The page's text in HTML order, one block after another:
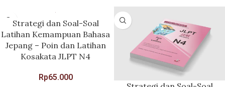
Strategi dan Soal-Soal
Latihan Kemampuan Bahasa
Jepang – Poin dan Latihan
Kosakata JLPT N4
Rp65.000